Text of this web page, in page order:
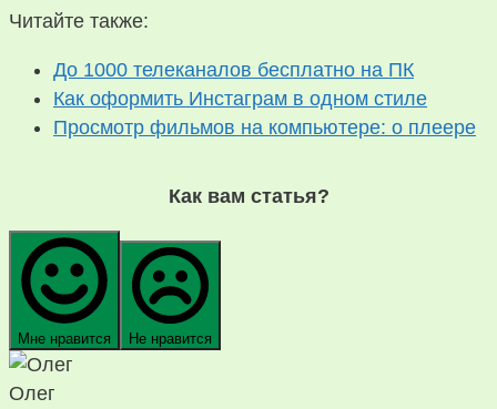
Читайте также:
До 1000 телеканалов бесплатно на ПК
Как оформить Инстаграм в одном стиле
Просмотр фильмов на компьютере: о плеере
Как вам статья?
Мне нравится Не нравится
Олег